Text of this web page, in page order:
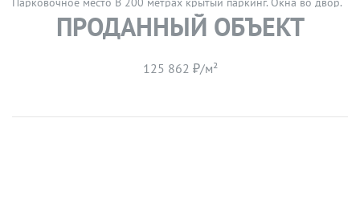
Детская площадка во дворе. В 100 метрах школа. В радиусе 500
метров- 4 детских сада. Скоро открытие станции метро в
комнаты и кухня шириной более 4 метров. Пол -керамогранит/
натурального мрамора. Сделана хорошая шумоизоляция.
ПРОДАННЫЙ ОБЪЕКТ
125 862 ₽/м²